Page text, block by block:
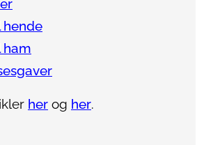
hende
ham
her og her.